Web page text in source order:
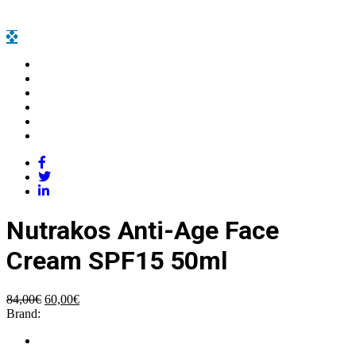
Nutrakos Anti-Age Face
Cream SPF15 50ml
84,00€ Original
60,00€Η
Brand: